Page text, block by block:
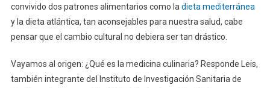
convivido dos patrones alimentarios como ladieta mediterránea
y la dieta atlántica, tan aconsejables para nuestra salud, cabe
pensar que el cambio cultural no debiera ser tan drástico.
Vayamos al origen: ¿Qué es la medicina culinaria? Responde Leis,
también integrante del Instituto de Investigación Sanitaria de